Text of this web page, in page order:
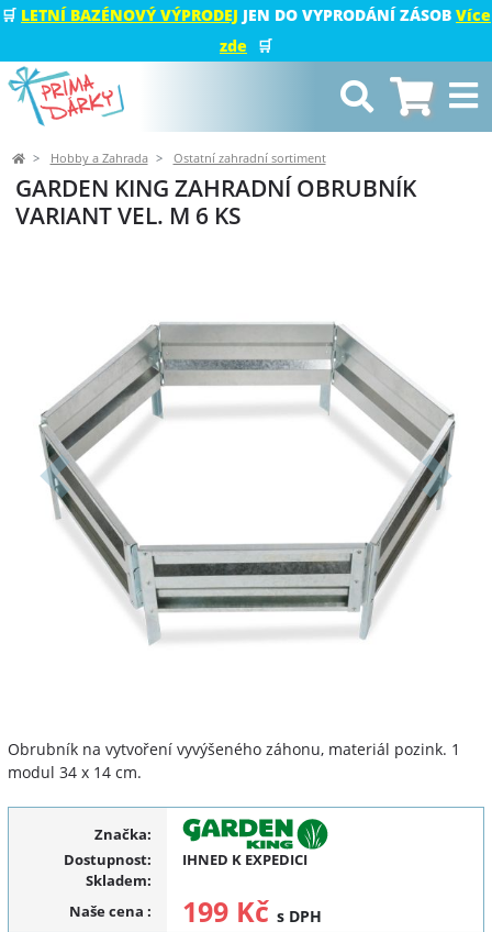
🛒 LETNÍ BAZÉNOVÝ VÝPRODEJ JEN DO VYPRODÁNÍ ZÁSOB Více
zde
🛒
Hobby a Zahrada Ostatní zahradní sortiment
GARDEN KING ZAHRADNÍ OBRUBNÍK
VARIANT VEL. M 6 KS
Předchozí Další
Obrubník na vytvoření vyvýšeného záhonu, materiál pozink. 1
modul 34 x 14 cm.
Značka:
Dostupnost:
IHNED K EXPEDICI
Skladem:
Naše cena : 199 Kč s DPH